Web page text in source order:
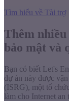
Tìm hiểu về Tài trợ
Thêm
bảo mật và
Bạn có biết Let's
dự án này được
(ISRG), một tổ
làm cho Internet